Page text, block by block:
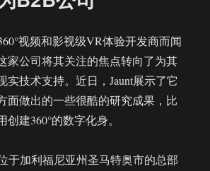
视频和影视级VR体验开发商而闻
家公司将其关注的焦点转向了为其
实技术支持。近日，Jaunt展示了它
面做出的一些很酷的研究成果，比
建360°的数字化身。
于加利福尼亚州圣马特奥市的总部